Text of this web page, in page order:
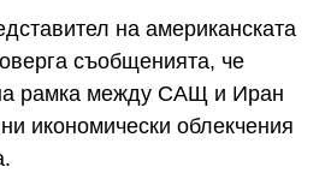
на американската
съобщенията, че
рамка между САЩ и Иран
икономически облекчения